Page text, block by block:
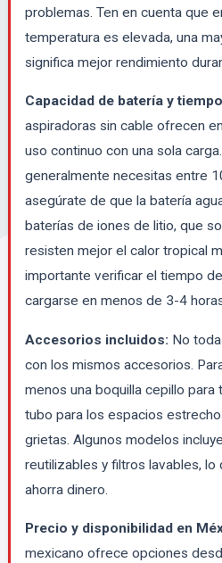
problemas. Ten en cuenta que
temperatura es elevada, una
significa mejor rendimiento
Capacidad de batería y
aspiradoras sin cable ofrecen
uso continuo con una sola
generalmente necesitas entre
asegúrate de que la batería
baterías de iones de litio, que
resisten mejor el calor tropical
importante verificar el tiempo
cargarse en menos de 3-4
Accesorios incluidos: No
con los mismos accesorios.
menos una boquilla cepillo para
tubo para los espacios
grietas. Algunos modelos
reutilizables y filtros lavables, lo
ahorra dinero.
Precio y disponibilidad en
mexicano ofrece opciones